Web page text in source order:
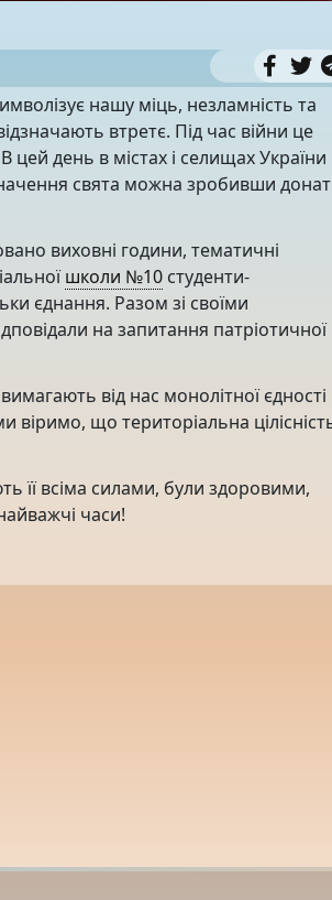
нашу міць, незламність та
втретє. Під час війни це
цей день в містах і селищах України
свята можна зробивши донат
виховні години, тематичні
школи №10 cтуденти-
єднання. Разом зі своїми
на запитання патріотичної
від нас монолітної єдності
віримо, що територіальна
її всіма силами, були здоровими,
часи!